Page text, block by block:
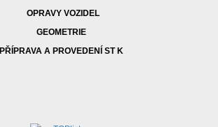
OPRAVY VOZIDEL
GEOMETRIE
PŘÍPRAVA A PROVEDENÍ ST K